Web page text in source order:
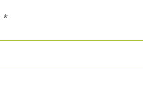
*Required